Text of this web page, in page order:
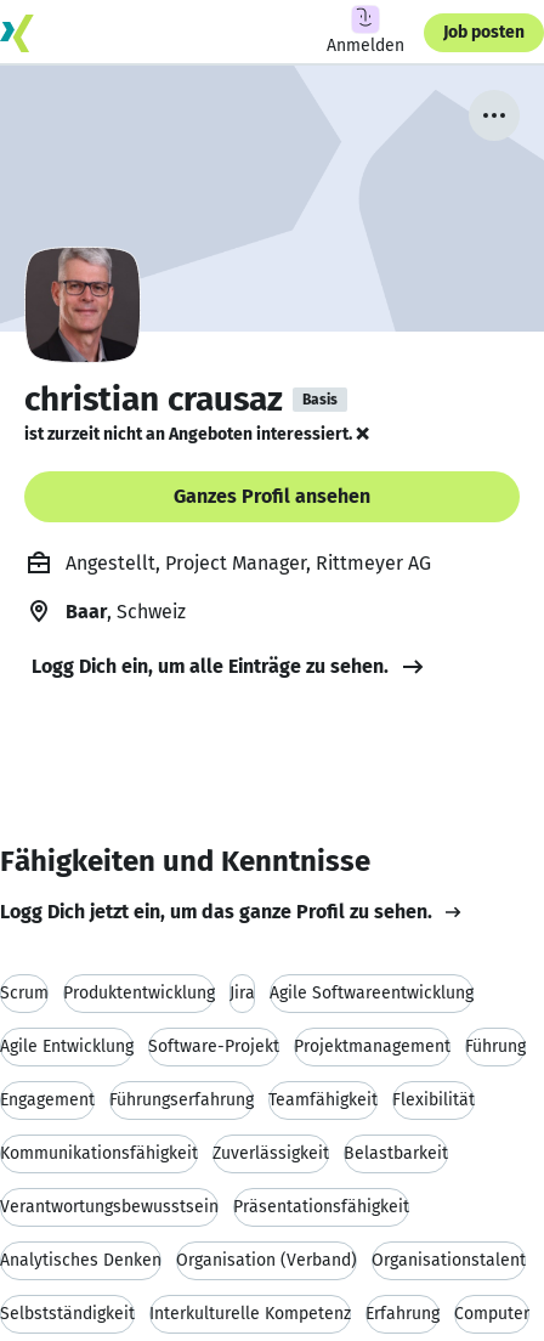
Anmelden
Job posten
christian crausaz Basis
ist zurzeit nicht an Angeboten interessiert. ❌
Ganzes Profil ansehen
Angestellt, Project Manager, Rittmeyer AG
Baar, Schweiz
Logg Dich ein, um alle Einträge zu sehen.
Fähigkeiten und Kenntnisse
Logg Dich jetzt ein, um das ganze Profil zu sehen.
Scrum Produktentwicklung Jira Agile Softwareentwicklung
Agile Entwicklung Software-Projekt Projektmanagement Führung
Engagement Führungserfahrung Teamfähigkeit Flexibilität
Kommunikationsfähigkeit Zuverlässigkeit Belastbarkeit
Verantwortungsbewusstsein Präsentationsfähigkeit
Analytisches Denken Organisation (Verband) Organisationstalent
Selbstständigkeit Interkulturelle Kompetenz Erfahrung Computer